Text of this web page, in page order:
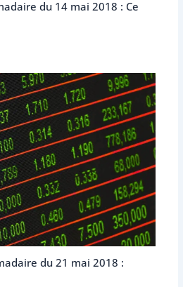
du 14 mai 2018 : Ce
du 21 mai 2018 :